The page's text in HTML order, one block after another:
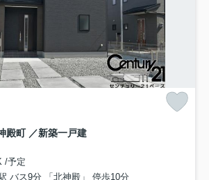
殿町 ／新築一戸建
/予定
バス9分 「北神殿」 停歩10分